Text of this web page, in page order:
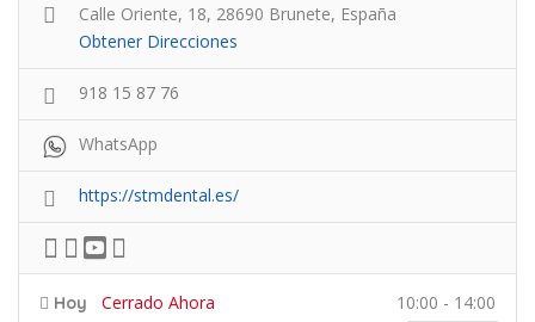
Calle Oriente, 18, 28690 Brunete, España
Obtener Direcciones
918 15 87 76
WhatsApp
https://stmdental.es/
Hoy Cerrado Ahora 10:00 - 14:00